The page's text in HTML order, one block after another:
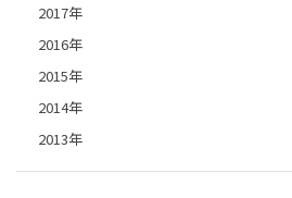
2017年
2016年
2015年
2014年
2013年